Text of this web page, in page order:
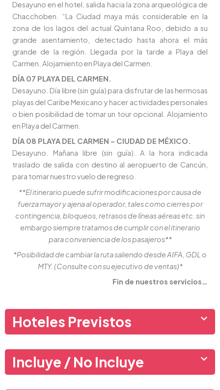
Desayuno en el hotel, salida hacia la zona arqueológica de
Chacchoben. “La Ciudad maya más considerable en la
zona de los lagos del actual Quintana Roo, debido a su
grande asentamiento, detectado hasta ahora el más
grande de la región. Llegada por la tarde a Playa del
Carmen. Alojamiento en Playa del Carmen.
DÍA 07 PLAYA DEL CARMEN.
Desayuno. Día libre (sin guía) para disfrutar de las hermosas
playas del Caribe Mexicano y hacer actividades personales
o bien posibilidad de tomar un tour opcional. Alojamiento
en Playa del Carmen.
DÍA 08 PLAYA DEL CARMEN – CIUDAD DE MÉXICO.
Desayuno. Mañana libre (sin guía). A la hora indicada
traslado de salida con destino al aeropuerto de Cancún,
para tomar nuestro vuelo de regreso.
**El itinerario puede sufrir modificaciones por causa de
fuerza mayor y ajena al operador, tales como cierres por
contingencia, bloqueos, retrasos de líneas aéreas etc. sin
embargo siempre tratamos de cumplir con el itinerario
para conveniencia de los pasajeros**
*Posibilidad de cambiar la ruta saliendo desde AIFA, GDL o
MTY. (Consulte con su ejecutivo de ventas)*
Fin de nuestros servicios…
Hoteles Previstos
Incluye / No Incluye